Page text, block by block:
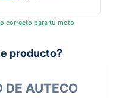
correcto para tu moto
producto?
DE AUTECO